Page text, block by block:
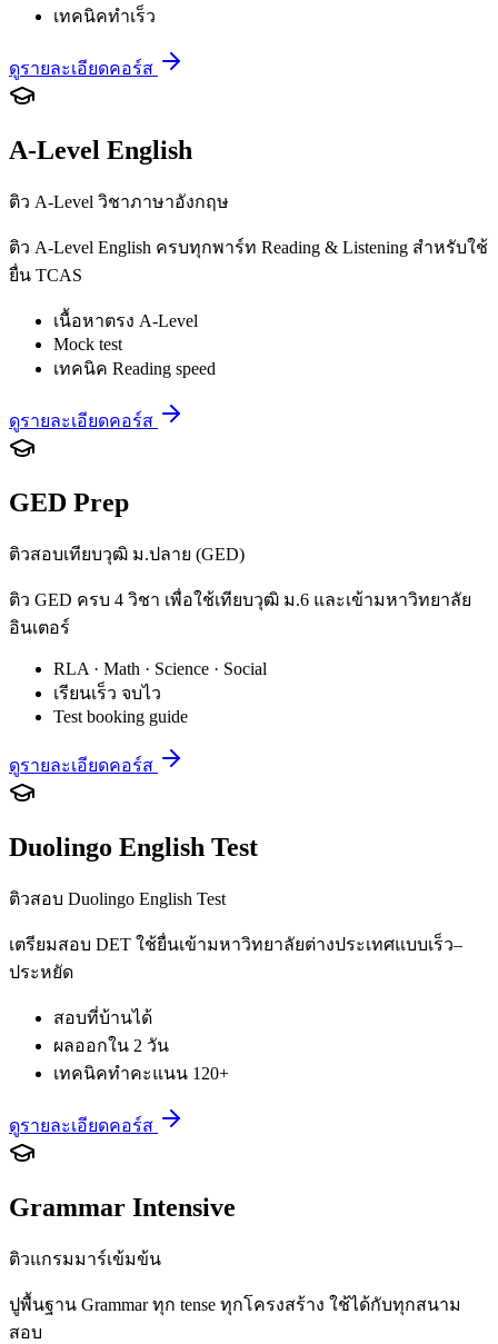
เทคนิคทำเร็ว
ดูรายละเอียดคอร์ส
A-Level English
ติว A-Level วิชาภาษาอังกฤษ
ติว A-Level English ครบทุกพาร์ท Reading & Listening สำหรับใช้
ยื่น TCAS
เนื้อหาตรง A-Level
Mock test
เทคนิค Reading speed
ดูรายละเอียดคอร์ส
GED Prep
ติวสอบเทียบวุฒิ ม.ปลาย (GED)
ติว GED ครบ 4 วิชา เพื่อใช้เทียบวุฒิ ม.6 และเข้ามหาวิทยาลัย
อินเตอร์
RLA · Math · Science · Social
เรียนเร็ว จบไว
Test booking guide
ดูรายละเอียดคอร์ส
Duolingo English Test
ติวสอบ Duolingo English Test
เตรียมสอบ DET ใช้ยื่นเข้ามหาวิทยาลัยต่างประเทศแบบเร็ว–
ประหยัด
สอบที่บ้านได้
ผลออกใน 2 วัน
เทคนิคทำคะแนน 120+
ดูรายละเอียดคอร์ส
Grammar Intensive
ติวแกรมมาร์เข้มข้น
ปูพื้นฐาน Grammar ทุก tense ทุกโครงสร้าง ใช้ได้กับทุกสนาม
สอบ